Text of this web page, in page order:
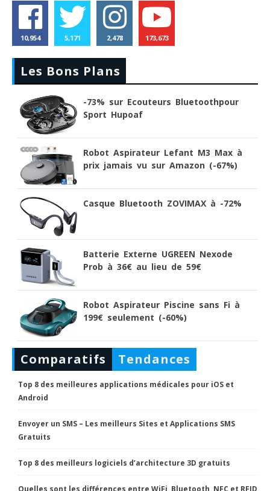
10,954 5,171 2,478 173,673
Les Bons Plans
-73% sur Ecouteurs Bluetoothpour
Sport Hupoaf
Robot Aspirateur Lefant M3 Max à
prix jamais vu sur Amazon (-67%)
Casque Bluetooth ZOVIMAX à -72%
Batterie Externe UGREEN Nexode
Prob à 36€ au lieu de 59€
Robot Aspirateur Piscine sans Fi à
199€ seulement (-60%)
Comparatifs Tendances
Top 8 des meilleures applications médicales pour iOS et
Android
Envoyer un SMS – Les meilleurs Sites et Applications SMS
Gratuits
Top 8 des meilleurs logiciels d’architecture 3D gratuits
Quelles sont les différences entre WiFi, Bluetooth, NFC et RFID